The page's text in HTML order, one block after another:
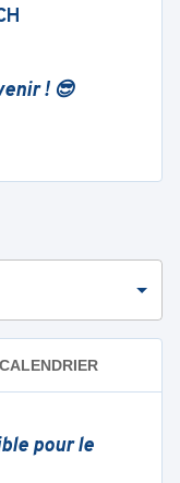
! 😎
CALENDRIER
pour le